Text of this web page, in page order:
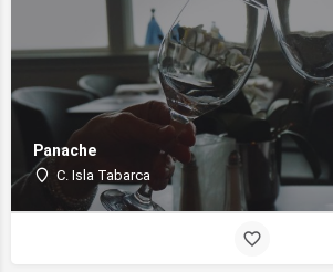
Panache
C. Isla Tabarca